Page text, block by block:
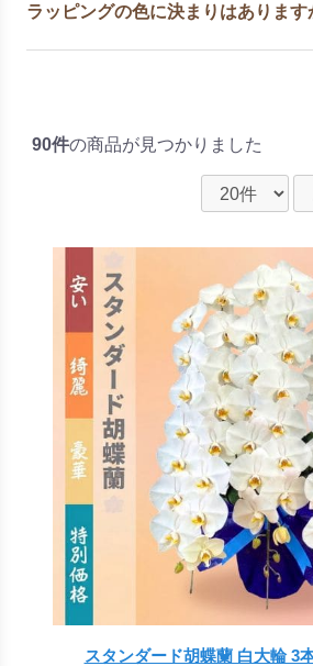
ラッピングの色に決まりはあります
90件の商品が見つかりました
スタンダード胡蝶蘭 白大輪 3